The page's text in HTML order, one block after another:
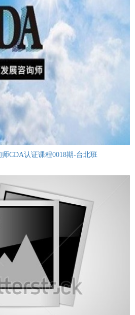
CDA认证课程0018期-台北班